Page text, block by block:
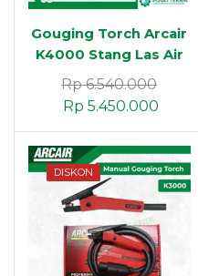
Gouging Torch Arcair
K4000 Stang Las Air
Carbon Arc Gouging
Heavy Duty Extra
Rp6.540.000
Rp 5.450.000
DISKON